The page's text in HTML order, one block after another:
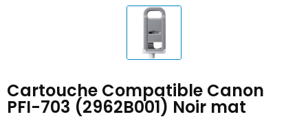
Cartouche Compatible Canon
PFI-703 (2962B001) Noir mat